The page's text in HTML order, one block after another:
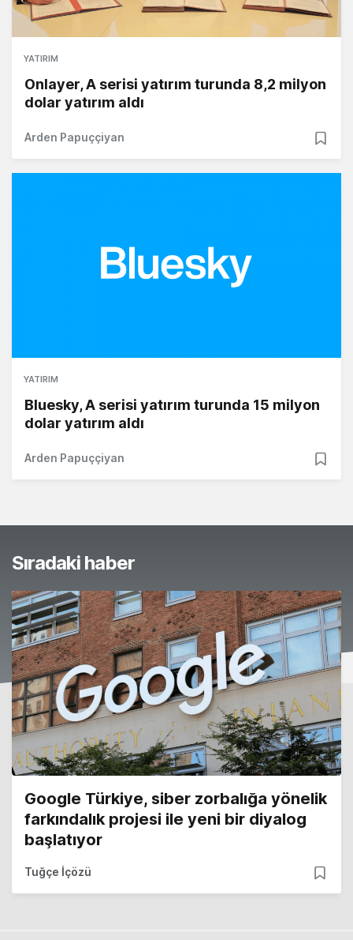
YATIRIM
Onlayer, A serisi yatırım turunda 8,2 milyon
dolar yatırım aldı
Arden Papuççiyan
YATIRIM
Bluesky, A serisi yatırım turunda 15 milyon
dolar yatırım aldı
Arden Papuççiyan
Sıradaki haber
Google Türkiye, siber zorbalığa yönelik
farkındalık projesi ile yeni bir diyalog
başlatıyor
Tuğçe İçözü